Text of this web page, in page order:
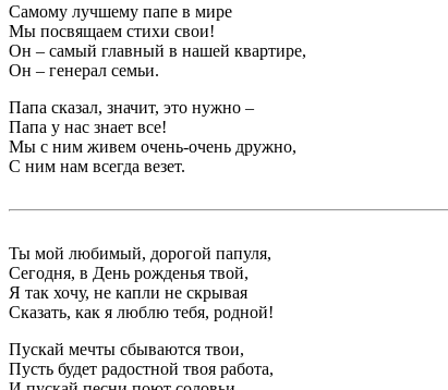
Самому лучшему папе в мире
Мы посвящаем стихи свои!
Он – самый главный в нашей квартире,
Он – генерал семьи.
Папа сказал, значит, это нужно –
Папа у нас знает все!
Мы с ним живем очень-очень дружно,
С ним нам всегда везет.
Ты мой любимый, дорогой папуля,
Сегодня, в День рожденья твой,
Я так хочу, не капли не скрывая
Сказать, как я люблю тебя, родной!
Пускай мечты сбываются твои,
Пусть будет радостной твоя работа,